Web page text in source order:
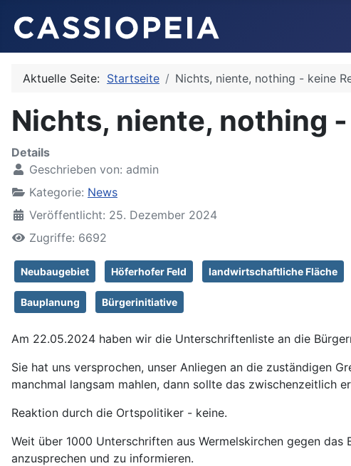
Aktuelle Seite: Startseite Nichts, niente, nothing - keine
Nichts, niente, nothing
Details
Geschrieben von: admin
Kategorie: News
Veröffentlicht: 25. Dezember 2024
Zugriffe: 6692
Neubaugebiet Höferhofer Feld landwirtschaftliche Fläche
Bauplanung Bürgerinitiative
Am 22.05.2024 haben wir die Unterschriftenliste an die
Sie hat uns versprochen, unser Anliegen an die zuständigen
manchmal langsam mahlen, dann sollte das zwischenzeitlich
Reaktion durch die Ortspolitiker - keine.
Weit über 1000 Unterschriften aus Wermelskirchen gegen
anzusprechen und zu informieren.